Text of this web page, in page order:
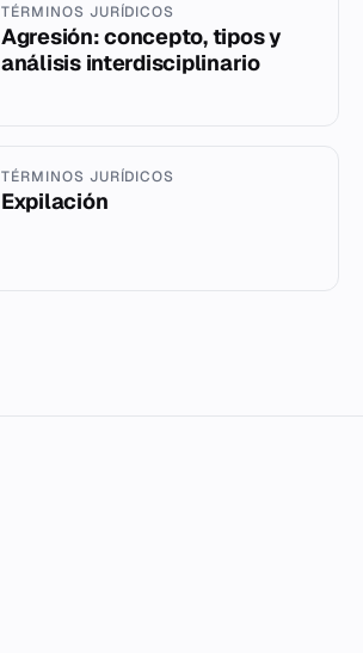
TÉRMINOS JURÍDICOS
Agresión: concepto, tipos y
análisis interdisciplinario
TÉRMINOS JURÍDICOS
Expilación